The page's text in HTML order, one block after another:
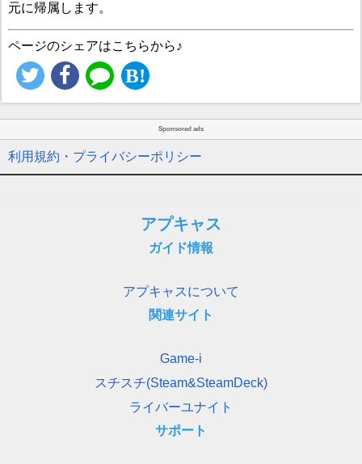
元に帰属します。
ページのシェアはこちらから♪
Sponsored ads
利用規約・プライバシーポリシー
アプキャス
ガイド情報
アプキャスについて
関連サイト
Game-i
スチスチ(Steam&SteamDeck)
ライバーユナイト
サポート